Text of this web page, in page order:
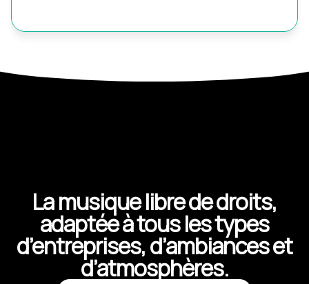
La musique libre de droits,
adaptée à tous les types
d’entreprises, d’ambiances et
d’atmosphères.